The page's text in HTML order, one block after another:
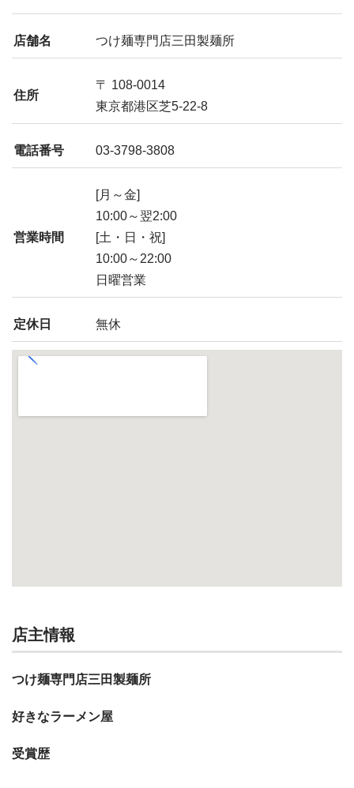
店舗名 つけ麺専門店三田製麺所
住所
〒 108-0014
東京都港区芝5-22-8
電話番号 03-3798-3808
営業時間
[月～金]
10:00～翌2:00
[土・日・祝]
10:00～22:00
日曜営業
定休日 無休
店主情報
つけ麺専門店三田製麺所
好きなラーメン屋
受賞歴